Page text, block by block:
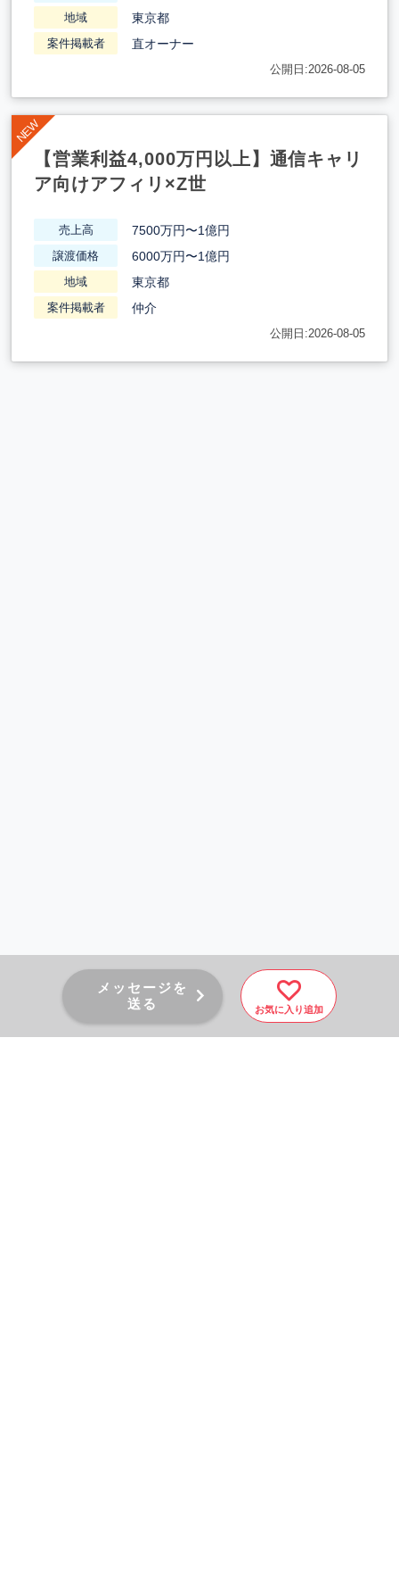
メッセージを
送る
お気に入り追加
地域 東京都
案件掲載者 直オーナー
公開日:2026-08-05
【営業利益4,000万円以上】通信キャリ
ア向けアフィリ×Z世
売上高 7500万円〜1億円
譲渡価格 6000万円〜1億円
地域 東京都
案件掲載者 仲介
公開日:2026-08-05